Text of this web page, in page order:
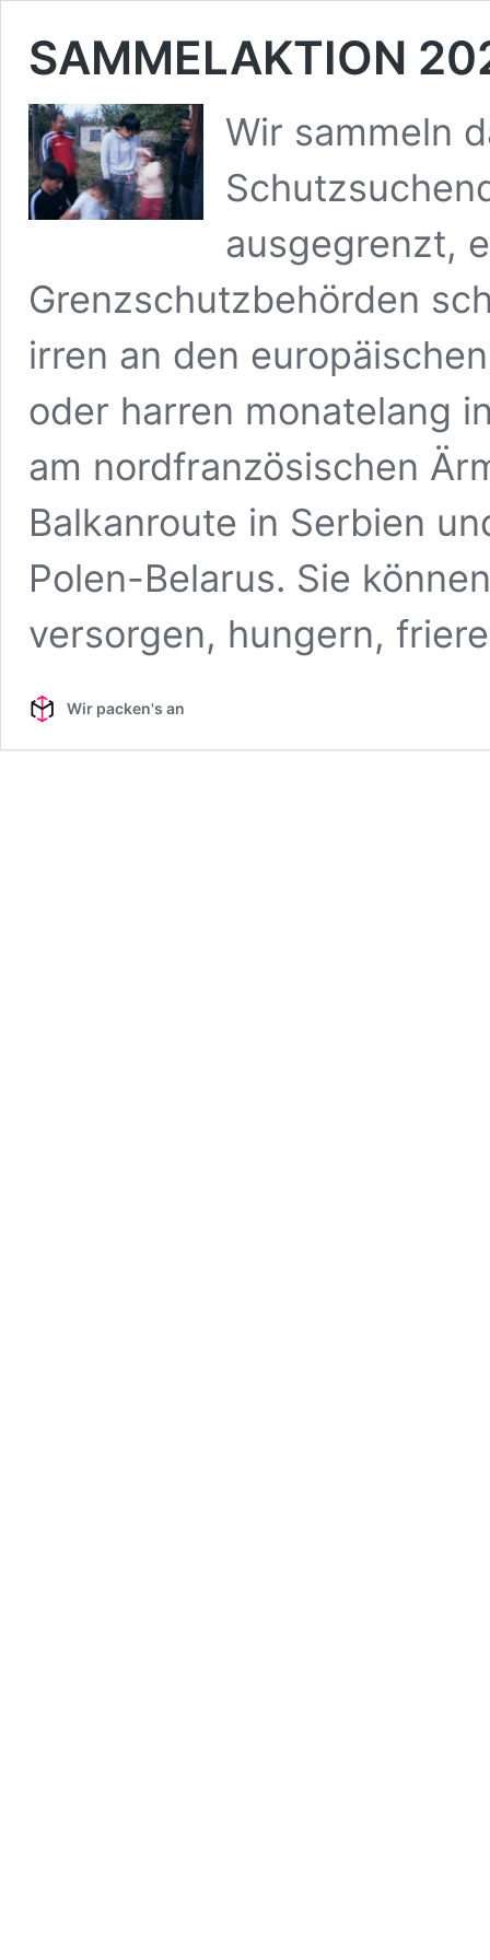
SAMMELAKTION
Wir sammeln
ausgegrenzt,
Grenzschutzbehörden
irren an den
oder harren monatelang
am nordfranzösischen
Balkanroute in Serbien
Polen-Belarus. Sie
versorgen, hungern,
Wir packen's an